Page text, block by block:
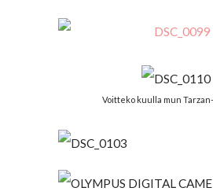
Voitteko kuulla mun